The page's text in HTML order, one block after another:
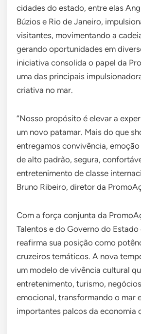
cidades do estado, entre elas
Búzios e Rio de Janeiro,
visitantes, movimentando a
gerando oportunidades em
iniciativa consolida o papel da
uma das principais
criativa no mar.
“Nosso propósito é elevar a
um novo patamar. Mais do que
entregamos convivência,
de alto padrão, segura,
entretenimento de classe
Bruno Ribeiro, diretor da
Com a força conjunta da
Talentos e do Governo do Estado
reafirma sua posição como
cruzeiros temáticos. A nova
um modelo de vivência cultural
entretenimento, turismo,
emocional, transformando o mar
importantes palcos da economia